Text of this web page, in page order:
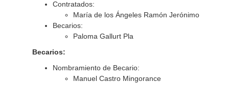
Contratados:
María de los Ángeles Ramón Jerónimo
Becarios:
Paloma Gallurt Pla
Becarios:
Nombramiento de Becario:
Manuel Castro Mingorance